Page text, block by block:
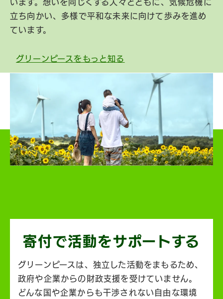
います。想いを同じくする人々とともに、気候危機に
立ち向かい、多様で平和な未来に向けて歩みを進め
ています。
グリーンピースをもっと知る
寄付で活動をサポートする
グリーンピースは、独立した活動をまもるため、
政府や企業からの財政支援を受けていません。
どんな国や企業からも干渉されない自由な環境